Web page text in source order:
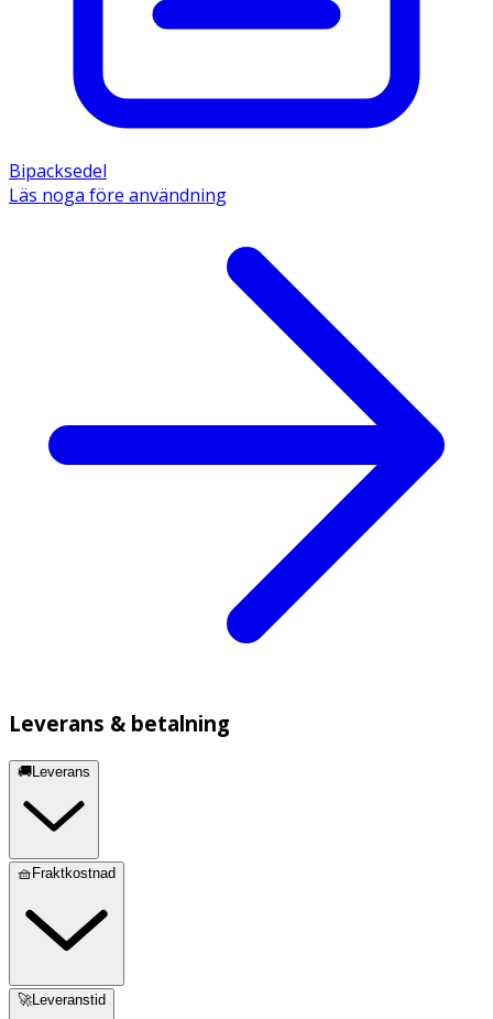
Bipacksedel
Läs noga före användning
Leverans & betalning
🚚Leverans
🧺Fraktkostnad
🚀Leveranstid